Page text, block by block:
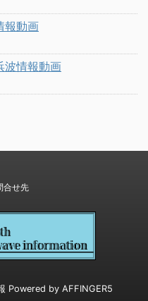
動画
情報動画
合せ先
Powered by AFFINGER5